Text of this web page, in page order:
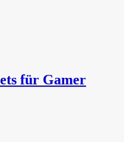
für Gamer